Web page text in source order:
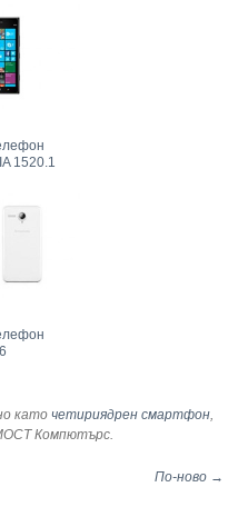
1520.1
каточетириядрен смартфон,
Компютърс.
По-ново →